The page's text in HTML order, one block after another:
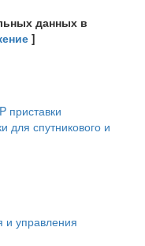
данных в
]
приставки
для спутникового и
и управления